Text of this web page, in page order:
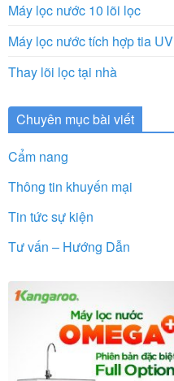
Máy lọc nước 10 lõi lọc
Máy lọc nước tích hợp tia UV
Thay lõi lọc tại nhà
Chuyên mục bài viết
Cẩm nang
Thông tin khuyến mại
Tin tức sự kiện
Tư vấn – Hướng Dẫn